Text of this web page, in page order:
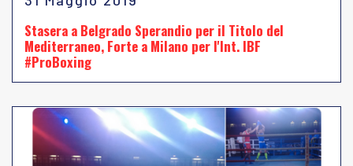
Stasera a Belgrado Sperandio per il Titolo del
Mediterraneo, Forte a Milano per l'Int. IBF
#ProBoxing